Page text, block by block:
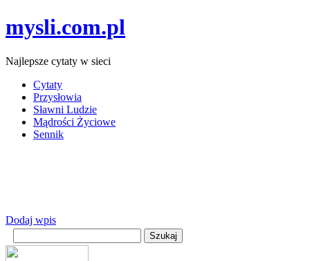
mysli.com.pl
Najlepsze cytaty w sieci
Cytaty
Przysłowia
Sławni Ludzie
Mądrości Życiowe
Sennik
Dodaj wpis